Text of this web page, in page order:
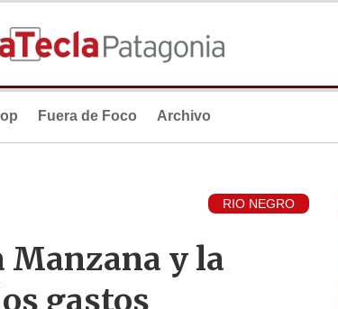
Fuera de Foco Archivo
RIO NEGRO
Manzana y la
gastos